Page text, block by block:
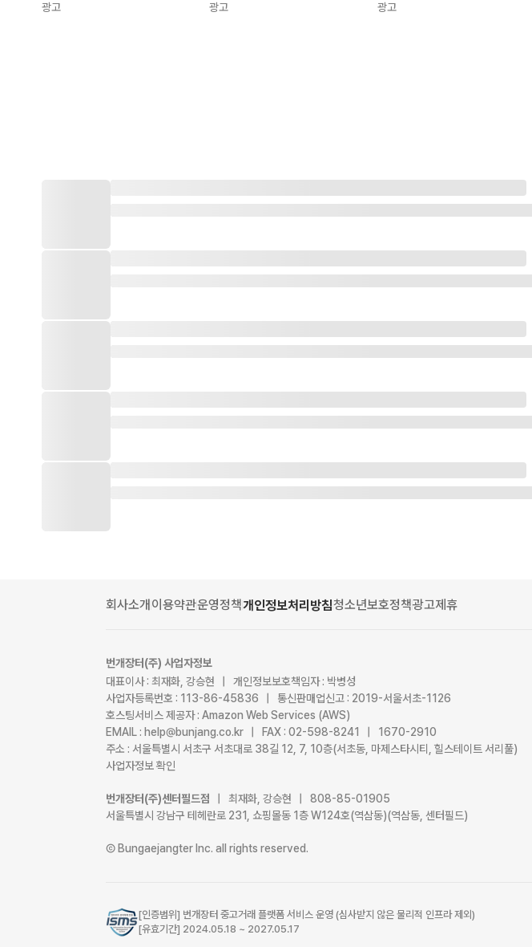
광고 광고 광고
회사소개 이용약관운영정책개인정보처리방침청소년보호정책광고제휴
번개장터(주) 사업자정보
대표이사 : 최재화, 강승현 | 개인정보보호책임자 : 박병성
사업자등록번호 : 113-86-45836 | 통신판매업신고 : 2019-서울서초-1126
호스팅서비스 제공자 : Amazon Web Services (AWS)
EMAIL : help@bunjang.co.kr | FAX : 02-598-8241 | 1670-2910
주소 : 서울특별시 서초구 서초대로 38길 12, 7, 10층(서초동, 마제스타시티, 힐스테이트 서리풀)
사업자정보 확인
번개장터(주)센터필드점
| 최재화, 강승현 | 808-85-01905
서울특별시 강남구 테헤란로 231, 쇼핑몰동 1층 W124호(역삼동)(역삼동, 센터필드)
Ⓒ Bungaejangter Inc. all rights reserved.
[인증범위] 번개장터 중고거래 플랫폼 서비스 운영 (심사받지 않은 물리적 인프라 제외)
[유효기간] 2024.05.18 ~ 2027.05.17